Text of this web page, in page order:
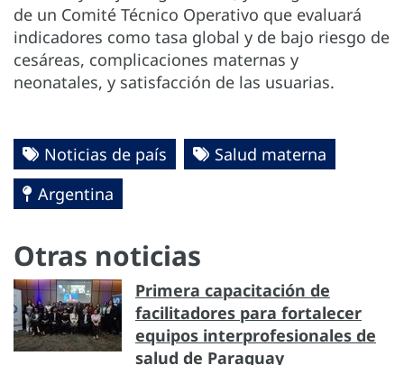
de un Comité Técnico Operativo que evaluará
indicadores como tasa global y de bajo riesgo de
cesáreas, complicaciones maternas y
neonatales, y satisfacción de las usuarias.
Noticias de país
Salud materna
Argentina
Otras noticias
Primera capacitación de
facilitadores para fortalecer
equipos interprofesionales de
salud de Paraguay